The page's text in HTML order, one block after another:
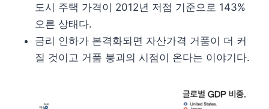
도시 주택 가격이 2012년 저점 기준으로 143%
오른 상태다.
금리 인하가 본격화되면 자산가격 거품이 더 커
질 것이고 거품 붕괴의 시점이 온다는 이야기다.